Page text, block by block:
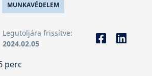
MUNKAVÉDELEM
Legutoljára frissítve:
2024.02.05
perc